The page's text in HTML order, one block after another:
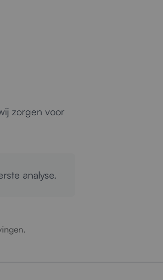
zorgen voor
analyse.